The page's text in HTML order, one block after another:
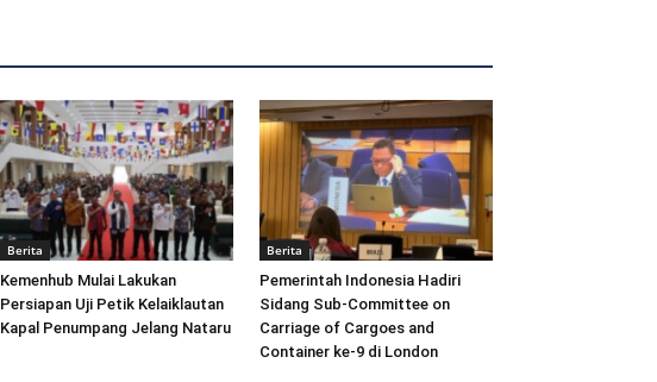
Berita
Kemenhub Mulai Lakukan
Persiapan Uji Petik Kelaiklautan
Kapal Penumpang Jelang Nataru
Berita
Pemerintah Indonesia Hadiri
Sidang Sub-Committee on
Carriage of Cargoes and
Container ke-9 di London